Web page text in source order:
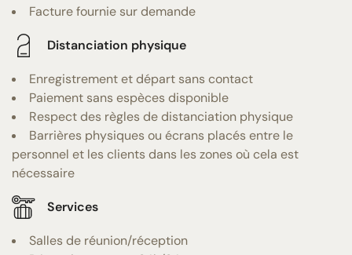
Facture fournie sur demande
Distanciation physique
Enregistrement et départ sans contact
Paiement sans espèces disponible
Respect des règles de distanciation physique
Barrières physiques ou écrans placés entre le
personnel et les clients dans les zones où cela est
nécessaire
Services
Salles de réunion/réception